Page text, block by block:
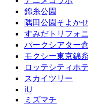
錦糸公園
隅田公園そよか
すみだトリフォ
パークシアター倉
モクシー東京錦
ロッテシティホ
スカイツリー
iU
ミズマチ